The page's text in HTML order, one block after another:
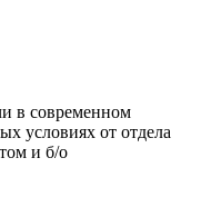
в современном
условиях от отдела
и б/о